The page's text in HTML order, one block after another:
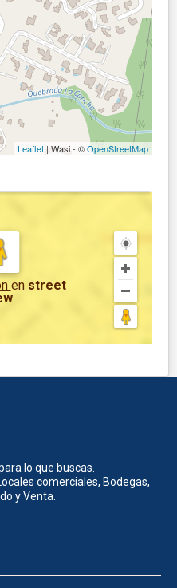
Leaflet | Wasi - ©OpenStreetMap
en street
lo que buscas.
comerciales, Bodegas,
y Venta.